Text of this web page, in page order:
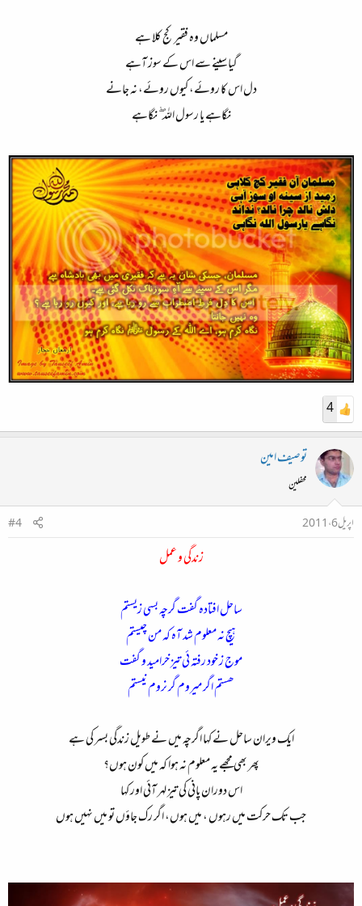
مسلماں وہ فقیر کج کلا ہے
گیا سینے سے اس کے سوز آہے
دل اس کا روئے، کیوں روئے، نہ جانے
نگاہے یا رسول اللہ ۖ نگاہے​
4
توصیف امین
محفلین
اپریل 6، 2011
#4
زندگی و عمل
ساحل افتادہ گفت گرچہ بسی زیستم
ہیچ نہ معلوم شد آہ کہ من چیستم
موج ز خود رفتہ ئی تیز خرامید و گفت
ھستم اگر میروم گر نروم نیستم
ایک ویران ساحل نے کہا اگرچہ میں نے طویل زندگی بسر کی ہے
پھر بھی مجھے یہ معلوم نہ ہوا کہ میں کون ہوں؟
اس دوران پانی کی تیز لہر آئی اور کہا
جب تک حرکت میں رہوں ، میں ہوں، اگر رک جاؤں تو میں نہیں ہوں